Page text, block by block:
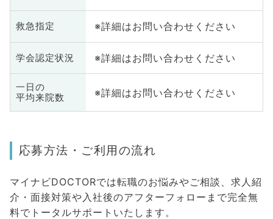
救急指定 ※詳細はお問い合わせください
学会認定状況 ※詳細はお問い合わせください
一日の
平均来院数
※詳細はお問い合わせください
応募方法・ご利用の流れ
マイナビDOCTORでは転職のお悩みやご相談、求人紹
介・面接対策や入社後のアフターフォローまで完全無
料でトータルサポートいたします。